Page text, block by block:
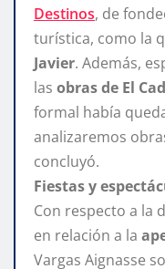
Destinos, de
turística, como la
Javier. Además,
las obras de El
formal había
analizaremos
concluyó.
Fiestas y
Con respecto a la
en relación a la
Vargas Aignasse